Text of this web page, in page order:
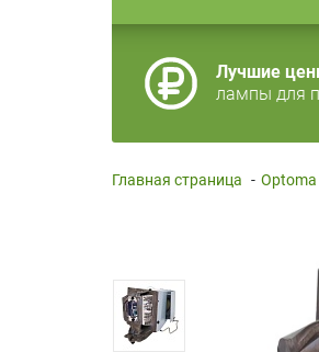
Лучшие
лампы для
Главная страница - Optoma